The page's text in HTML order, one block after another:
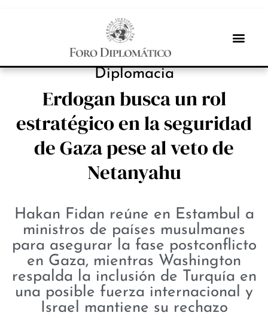
PROTAGONISTAS
Diplomacia
Erdogan busca un rol
estratégico en la seguridad
de Gaza pese al veto de
Netanyahu
Hakan Fidan reúne en Estambul a
ministros de países musulmanes
para asegurar la fase postconflicto
en Gaza, mientras Washington
respalda la inclusión de Turquía en
una posible fuerza internacional y
Israel mantiene su rechazo